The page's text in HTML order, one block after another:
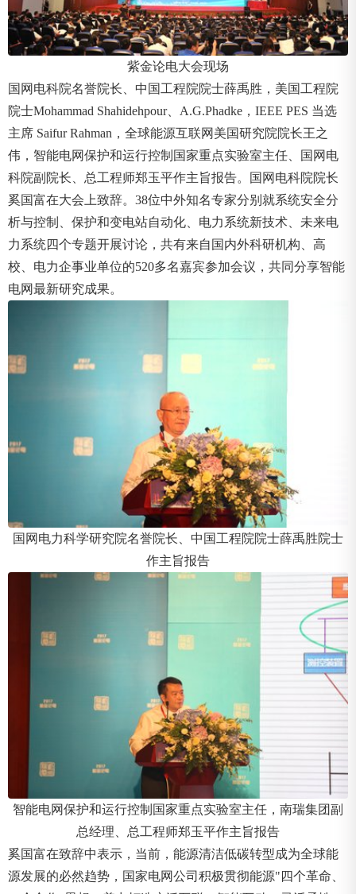
紫金论电大会现场
国网电科院名誉院长、中国工程院院士薛禹胜，美国工程院
院士Mohammad Shahidehpour、A.G.Phadke，IEEE PES 当选
主席 Saifur Rahman，全球能源互联网美国研究院院长王之
伟，智能电网保护和运行控制国家重点实验室主任、国网电
科院副院长、总工程师郑玉平作主旨报告。国网电科院院长
奚国富在大会上致辞。38位中外知名专家分别就系统安全分
析与控制、保护和变电站自动化、电力系统新技术、未来电
力系统四个专题开展讨论，共有来自国内外科研机构、高
校、电力企事业单位的520多名嘉宾参加会议，共同分享智能
电网最新研究成果。
国网电力科学研究院名誉院长、中国工程院院士薛禹胜院士
作主旨报告
智能电网保护和运行控制国家重点实验室主任，南瑞集团副
总经理、总工程师郑玉平作主旨报告
奚国富在致辞中表示，当前，能源清洁低碳转型成为全球能
源发展的必然趋势，国家电网公司积极贯彻能源"四个革命、